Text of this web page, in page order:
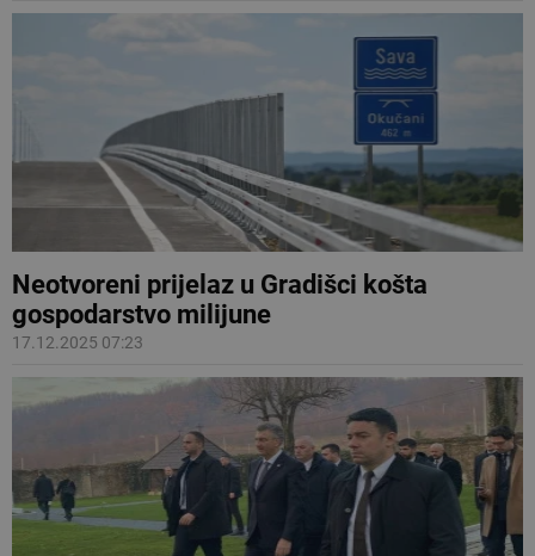
Neotvoreni prijelaz u Gradišci košta
gospodarstvo milijune
17.12.2025 07:23